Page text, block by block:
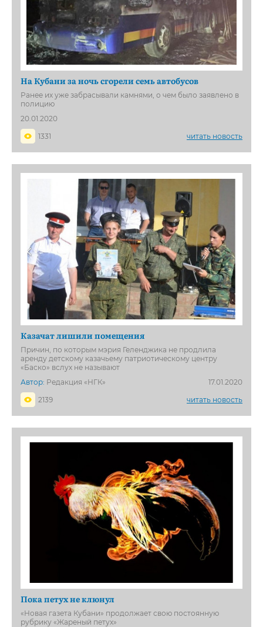
На Кубани за ночь сгорели семь автобусов
Ранее их уже забрасывали камнями, о чем было заявлено в
полицию
20.01.2020
1331
читать новость
Казачат лишили помещения
Причин, по которым мэрия Геленджика не продлила
аренду детскому казачьему патриотическому центру
«Баско» вслух не называют
Автор: Редакция «НГК»
17.01.2020
2139
читать новость
Пока петух не клюнул
«Новая газета Кубани» продолжает свою постоянную
рубрику «Жареный петух»